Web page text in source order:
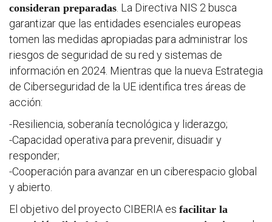
consideran preparadas . La Directiva NIS 2 busca
garantizar que las entidades esenciales europeas
tomen las medidas apropiadas para administrar los
riesgos de seguridad de su red y sistemas de
información en 2024. Mientras que la nueva Estrategia
de Ciberseguridad de la UE identifica tres áreas de
acción:
-Resiliencia, soberanía tecnológica y liderazgo;
-Capacidad operativa para prevenir, disuadir y
responder;
-Cooperación para avanzar en un ciberespacio global
y abierto.
El objetivo del proyecto CIBERIA es facilitar la